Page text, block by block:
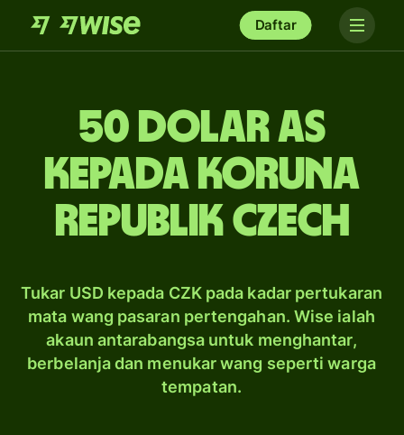
Daftar
50 dolar AS
kepada koruna
Republik Czech
Tukar USD kepada CZK pada kadar pertukaran
mata wang pasaran pertengahan. Wise ialah
akaun antarabangsa untuk menghantar,
berbelanja dan menukar wang seperti warga
tempatan.